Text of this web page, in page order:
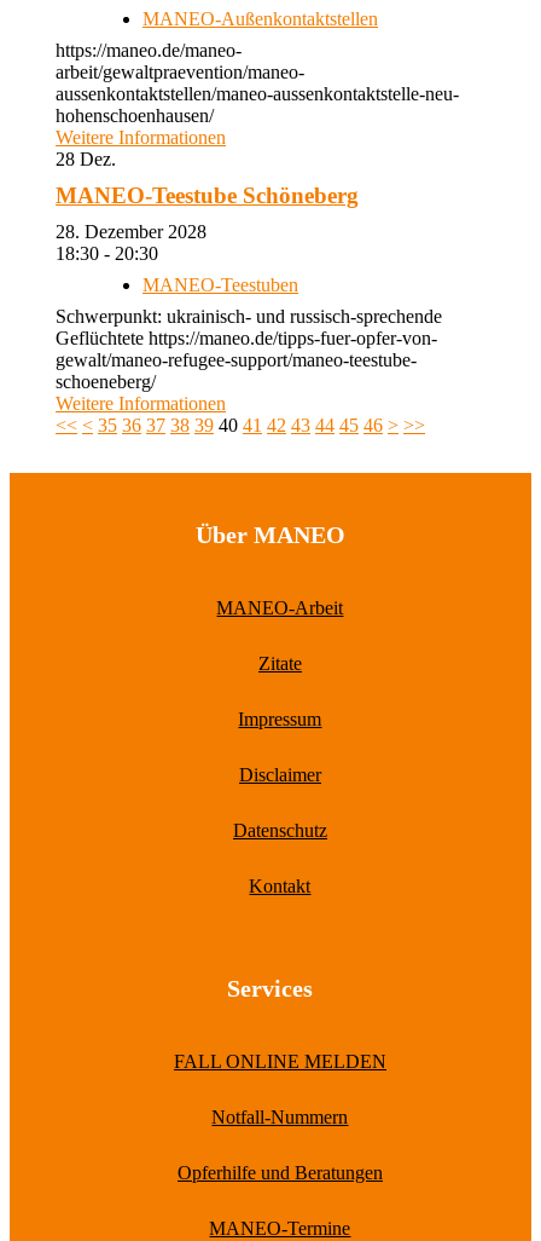
MANEO-Außenkontaktstellen
https://maneo.de/maneo-
arbeit/gewaltpraevention/maneo-
aussenkontaktstellen/maneo-aussenkontaktstelle-neu-
hohenschoenhausen/
Weitere Informationen
28 Dez.
MANEO-Teestube Schöneberg
28. Dezember 2028
18:30 - 20:30
MANEO-Teestuben
Schwerpunkt: ukrainisch- und russisch-sprechende
Geflüchtete https://maneo.de/tipps-fuer-opfer-von-
gewalt/maneo-refugee-support/maneo-teestube-
schoeneberg/
Weitere Informationen
<< < 35 36 37 38 39 40 41 42 43 44 45 46 > >>
Über MANEO
MANEO-Arbeit
Zitate
Impressum
Disclaimer
Datenschutz
Kontakt
Services
FALL ONLINE MELDEN
Notfall-Nummern
Opferhilfe und Beratungen
MANEO-Termine